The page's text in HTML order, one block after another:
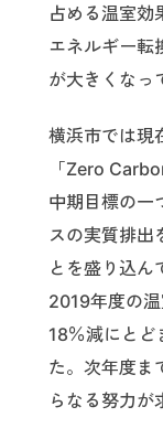
占める温室効
エネルギー転
が大きくなっ
横浜市では現
「Zero
中期目標の一
スの実質排出
とを盛り込ん
2019年度の
18％減にとど
た。次年度ま
らなる努力が